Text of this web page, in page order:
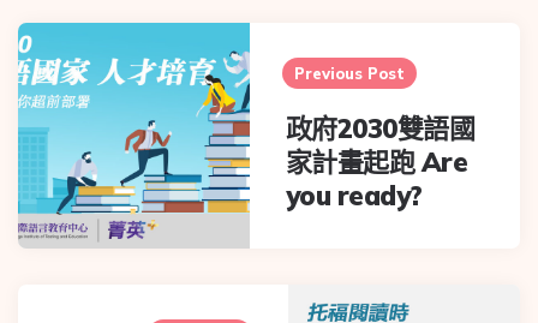
Post
navigation
Previous Post
政府2030雙語國
家計畫起跑 Are
you ready?